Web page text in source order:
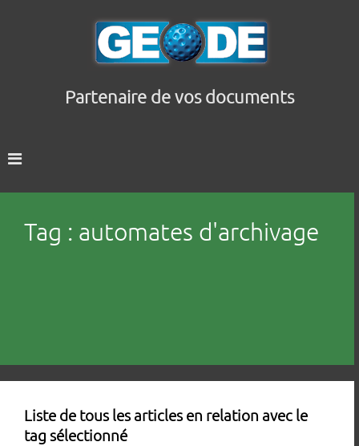
Partenaire de vos documents
Tag : automates d'archivage
Liste de tous les articles en relation avec le
tag sélectionné